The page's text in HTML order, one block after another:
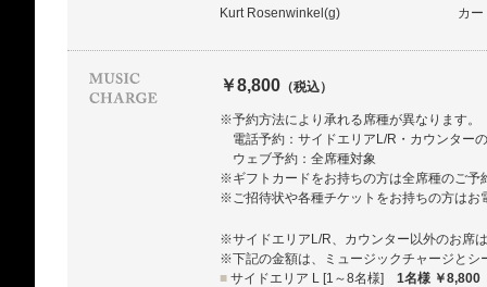
Kurt Rosenwinkel(g)
カ
￥8,800 （税込）
※予約方法により承れる席種が異なります。
電話予約：サイドエリアL/R・カウンター
ウェブ予約：全席種対象
※ギフトカードをお持ちの方は全席種のご予
※ご招待状や各種チケットをお持ちの方はお
※サイドエリアL/R、カウンター以外のお席
※下記の金額は、ミュージックチャージとシ
■ サイドエリア L [1～8名様] 1名様 ￥8,800